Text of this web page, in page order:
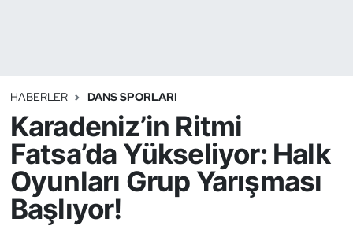
HABERLER DANS SPORLARI
Karadeniz’in Ritmi
Fatsa’da Yükseliyor: Halk
Oyunları Grup Yarışması
Başlıyor!
Binicilik
Bisiklet
Bocce Bowling Dart